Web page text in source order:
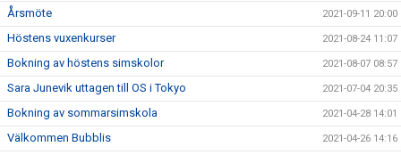
Årsmöte 2021-09-11 20:00
Höstens vuxenkurser 2021-08-24 11:07
Bokning av höstens simskolor 2021-08-07 08:57
Sara Junevik uttagen till OS i Tokyo 2021-07-04 20:35
Bokning av sommarsimskola 2021-04-28 14:01
Välkommen Bubblis 2021-04-26 14:16